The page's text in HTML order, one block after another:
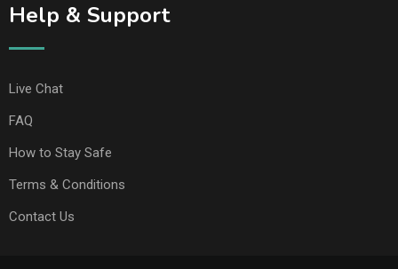
Help & Support
Live Chat
FAQ
How to Stay Safe
Terms & Conditions
Contact Us